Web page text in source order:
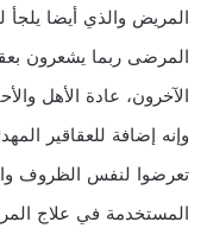
المريض والذي أيضا يلجأ
المرضى ربما يشعرون
الآخرون، عادة الأهل
وإنه إضافة للعقاقير
تعرضوا لنفس الظروف
المستخدمة في علاج